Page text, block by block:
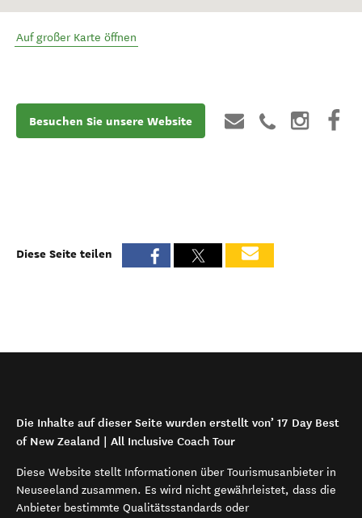
Auf großer Karte öffnen
Besuchen Sie unsere Website
Diese Seite teilen
Die Inhalte auf dieser Seite wurden erstellt von’ 17 Day Best
of New Zealand | All Inclusive Coach Tour
Diese Website stellt Informationen über Tourismusanbieter in
Neuseeland zusammen. Es wird nicht gewährleistet, dass die
Anbieter bestimmte Qualitätsstandards oder